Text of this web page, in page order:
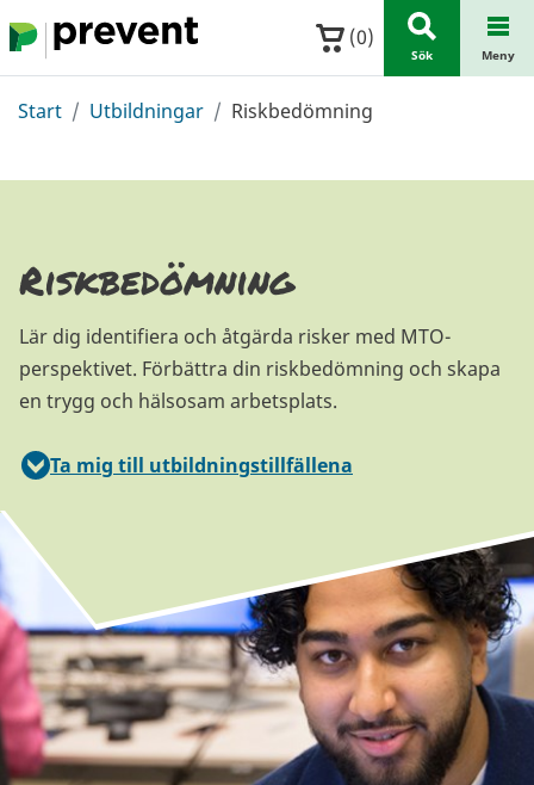
Hoppa till huvudinnehållet (0)
Sök Meny
Start Utbildningar Riskbedömning
Riskbedömning
Lär dig identifiera och åtgärda risker med MTO-
perspektivet. Förbättra din riskbedömning och skapa
en trygg och hälsosam arbetsplats.
Ta mig till utbildningstillfällena